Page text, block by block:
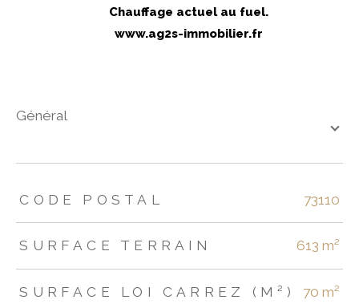
Chauffage actuel au fuel.
www.ag2s-immobilier.fr
général
TRAD_ZEPHYR_Caracteristique TRAD_ZEPHYR_Valeurs
CODE POSTAL 73110
SURFACE TERRAIN 613 m²
SURFACE LOI CARREZ (M²) 70 m²